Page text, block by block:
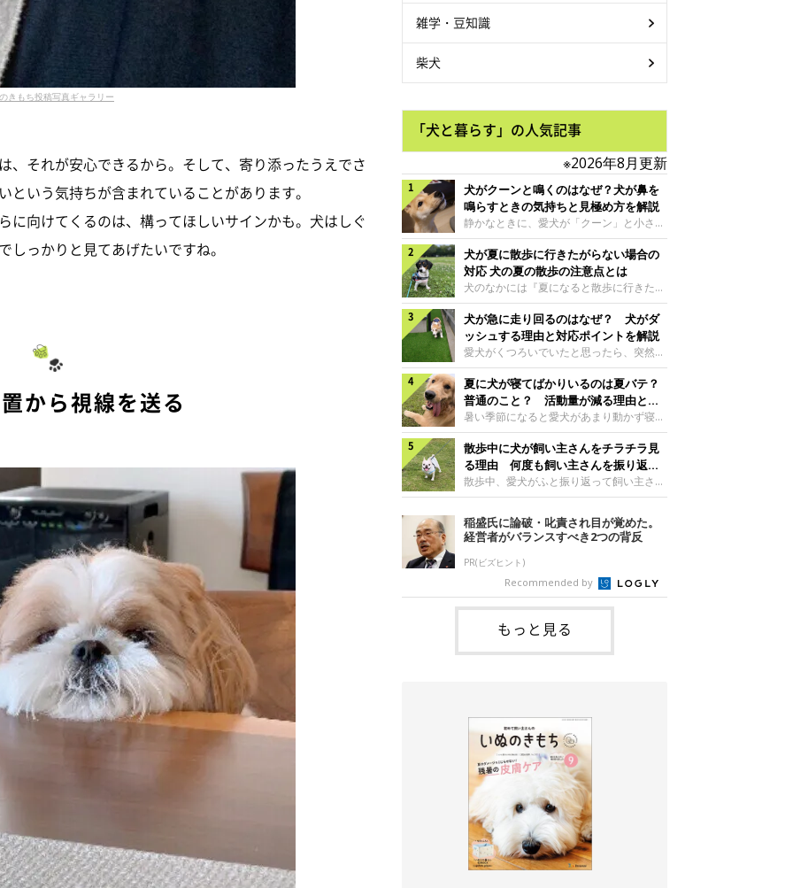
きもち投稿写真ギャラリー
、それが安心できるから。そして、寄り添ったうえでさ
いう気持ちが含まれていることがあります。
に向けてくるのは、構ってほしいサインかも。犬はしぐ
っかりと見てあげたいですね。
から視線を送る
雑学・豆知識
柴犬
「犬と暮らす」の人気記事
※2026年8月更新
犬がクーンと鳴くのはなぜ？犬が鼻を
鳴らすときの気持ちと見極め方を解説
静かなときに、愛犬が「クーン」と小さく
鳴いたり、鼻を鳴らすような音を出したり
することはありませんか？ 大きく吠える
わけではない分、「不安なの？それとも何
かお願いしているの？」と気になる飼い主
さんもいるかもしれません。今回は、犬が
クーンと鳴く理由や鼻鳴らしの背景、見極
め方と対応のポイントなどについて、いぬ
のきもち獣医師相談室の原 駿太朗先生に
伺いました。クーンと鳴くのはどんな気持
ち？いぬのきもち投稿写真ギャラリー犬が
クーンと小さく鳴くときは、何らかの感情
を伝えようとしている場合があると考えら
れています。大
犬が夏に散歩に行きたがらない場合の
対応 犬の夏の散歩の注意点とは
犬のなかには『夏になると散歩に行きたが
らない、歩かなくなる』『暑い季節は散歩
の気配を察すると涼しい部屋から出ようと
しない』など散歩に行きたがらないコもい
るようです。愛犬の運動をさせてあげたい
のに、散歩に行きたがらない。このような
場合はどう対応すればよいのでしょうか？
「愛犬が夏に散歩に行きたがらない場合の
対応」について、いぬのきもち獣医師相談
室の白山さとこ先生に聞きました。Q.夏に
犬の散歩に行くときの注意点は？ いぬの
きもち投稿写真ギャラリーーー夏に愛犬と
散歩に行くときは、どのようなことに注意
をするとよい
犬が急に走り回るのはなぜ？ 犬がダ
ッシュする理由と対応ポイントを解説
愛犬がくつろいでいたと思ったら、突然部
屋の中を走り回り始める――そんな様子に
驚いたことはありませんか？ 急な動きに
「何が起きているの？」と戸惑う飼い主さ
んも多いでしょう。落ち着いていたはずな
のに、急にスイッチが入ったように見える
と不安になることもあります。今回は、犬
が急に走り回る理由や見極め方などについ
て、いぬのきもち獣医師相談室の岡本りさ
先生に伺いました。犬が急に走り回るのは
ラリー犬が突然走り回る行動は、必ずしも
珍しいものではないと考えられています。
体にたまったエ
夏に犬が寝てばかりいるのは夏バテ？
普通のこと？ 活動量が減る理由と対
策とは
暑い季節になると愛犬があまり動かず寝て
ばかりだと感じる飼い主さんはいません
か？その様子に、愛犬が夏バテで疲れてい
るのか、元気がないのかなど不安に感じる
方もいるのではないかと思います。 で
は、犬が寝てばかりいるときに対処が必要
かを見極める方法はあるのでしょうか？
「犬の活動量が夏に減る理由と対策」につ
いて、いぬのきもち獣医師相談室の山口み
き先生に話を聞きました。Q. 夏に犬の活
動量が減る理由は？ いぬのきもち投稿写
真ギャラリーーー夏に愛犬の活動量が減る
と感じる飼い主さんもいるようです。理由
としてどのようなこ
散歩中に犬が飼い主さんをチラチラ見
る理由 何度も飼い主さんを振り返る
のはなぜ？
散歩中、愛犬がふと振り返って飼い主さん
の様子を確認する…そんな場面に心当たり
はありませんか？ 何度もチラチラ見られ
ると、「何か気になることがあるの？」
「ちゃんと歩けているかな」と不安になる
ことがあるかもしれません。愛犬が歩きな
がら飼い主さんを振り返るしぐさには、ど
んな気持ちが隠れているのでしょうか。今
回は、犬が散歩中に飼い主さんを確認する
理由や注意すべきサインの見極めかた、対
応のポイントなどについて、いぬのきもち
獣医師相談室の原 駿太朗先生に伺いまし
稲盛氏に論破・叱責され目が覚めた。
経営者がバランスすべき2つの背反
PR(ビズヒント)
Recommended by
もっと見る